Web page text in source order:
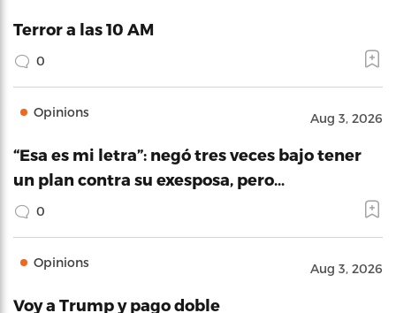
Terror a las 10 AM
0
Opinions Aug 3, 2026
“Esa es mi letra”: negó tres veces bajo tener
un plan contra su exesposa, pero…
0
Opinions Aug 3, 2026
Voy a Trump y pago doble